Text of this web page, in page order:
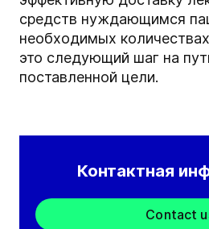
средств нуждающимся
необходимых
это следующий шаг на
поставленной цели.
Контактная
Contact